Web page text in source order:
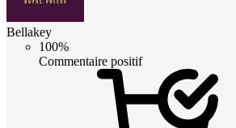
Bellakey
100%
Commentaire positif